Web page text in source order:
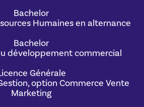
Bachelor
Humaines en alternance
Bachelor
développement commercial
Générale
option Commerce Vente
Marketing